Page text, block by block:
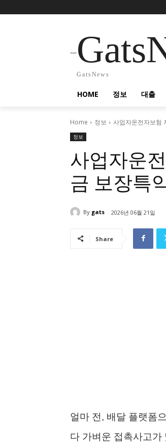
GatsNews
HOME 정보 대출
Home 정보 사업자운전자보험
정보
사업자운
금 보장특
By gats 2026년 06월 21일
Share
얼마 전, 배달 플랫폼
다 가벼운 접촉사고가